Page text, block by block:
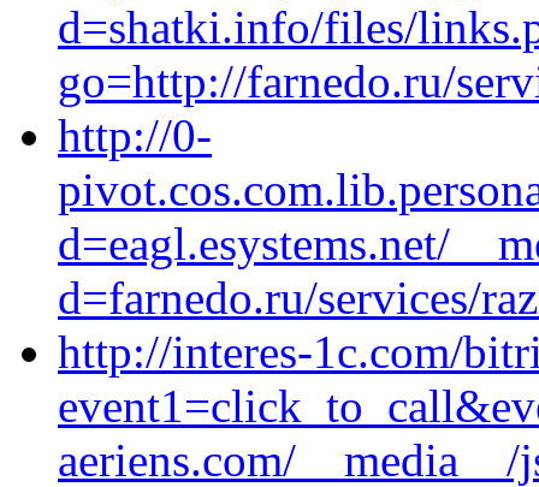
d=shatki.info/files/
go=http://farnedo.ru/
http://0-
d=eagl.esystems.net/
d=farnedo.ru/services/
http://interes-1c.com/
aeriens.com/